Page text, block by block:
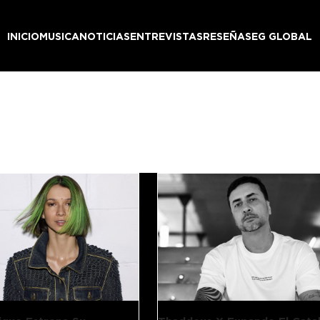
INICIOMUSICANOTICIASENTREVISTASRESEÑASEG GLOBAL